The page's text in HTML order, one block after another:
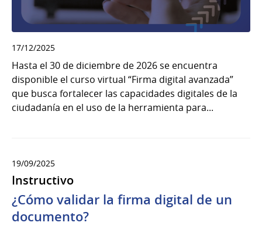
17/12/2025
Hasta el 30 de diciembre de 2026 se encuentra
disponible el curso virtual “Firma digital avanzada”
que busca fortalecer las capacidades digitales de la
ciudadanía en el uso de la herramienta para...
19/09/2025
Instructivo
¿Cómo validar la firma digital de un
documento?